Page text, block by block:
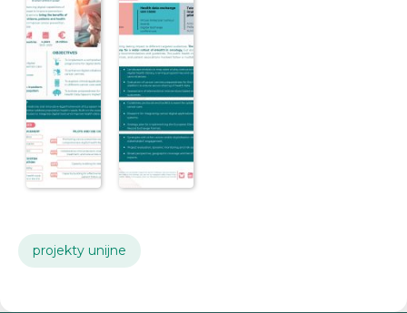
projekty unijne